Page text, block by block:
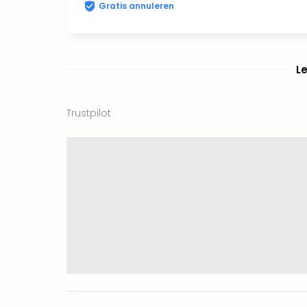
Gratis annuleren
Trustpilot